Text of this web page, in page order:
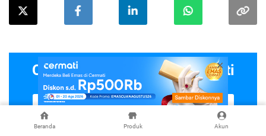
Beranda Produk Akun
Cek Produk-Produk di Cermati